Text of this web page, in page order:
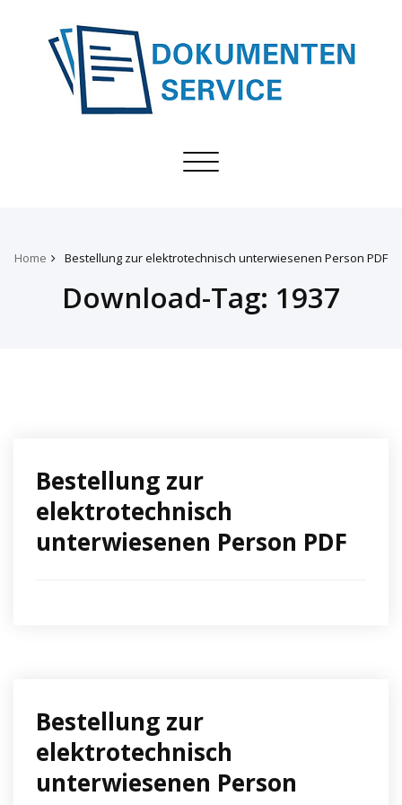
Toggle
Home Bestellung zur elektrotechnisch unterwiesenen Person PDF
Download-Tag: 1937
Bestellung zur
elektrotechnisch
unterwiesenen Person PDF
Bestellung zur
elektrotechnisch
unterwiesenen Person